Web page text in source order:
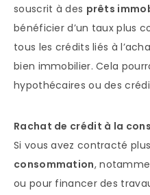
souscrit à des prêts
bénéficier d’un taux plus
tous les crédits liés à
bien immobilier. Cela
hypothécaires ou des
Rachat de crédit à la
Si vous avez contracté
consommation,
ou pour financer des